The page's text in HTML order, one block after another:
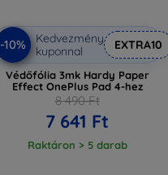
-10%
Kedvezmény
kuponnal
EXTRA10
Védőfólia 3mk Hardy Paper
Effect OnePlus Pad 4-hez
8 490 Ft
7 641 Ft
Raktáron > 5 darab